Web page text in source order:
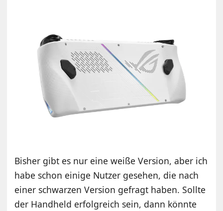
Bisher gibt es nur eine weiße Version, aber ich
habe schon einige Nutzer gesehen, die nach
einer schwarzen Version gefragt haben. Sollte
der Handheld erfolgreich sein, dann könnte